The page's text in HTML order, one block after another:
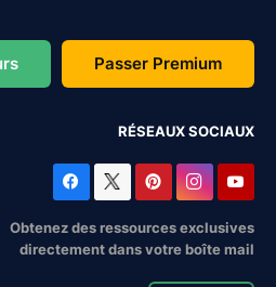
Passer Premium
RÉSEAUX SOCIAUX
Obtenez des ressources exclusives
directement dans votre boîte mail